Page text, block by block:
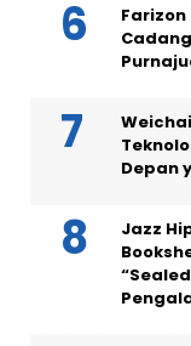
Depan
Jazz